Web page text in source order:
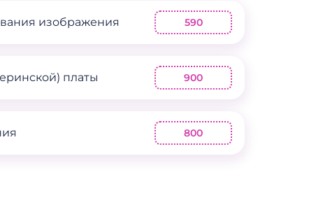
изображения 590
платы 900
800